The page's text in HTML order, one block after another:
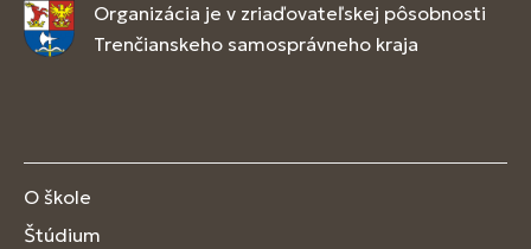
Organizácia je v zriaďovateľskej pôsobnosti
Trenčianskeho samosprávneho kraja
O škole
Štúdium